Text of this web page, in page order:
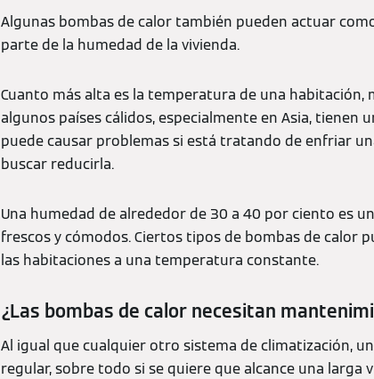
Algunas bombas de calor también pueden actuar
parte de la humedad de la vivienda.
Cuanto más alta es la temperatura de una habitación,
algunos países cálidos, especialmente en Asia, tienen
puede causar problemas si está tratando de enfriar
buscar reducirla.
Una humedad de alrededor de 30 a 40 por ciento es
frescos y cómodos. Ciertos tipos de bombas de calor
las habitaciones a una temperatura constante.
¿Las bombas de calor necesitan
Al igual que cualquier otro sistema de climatización,
regular, sobre todo si se quiere que alcance una larga